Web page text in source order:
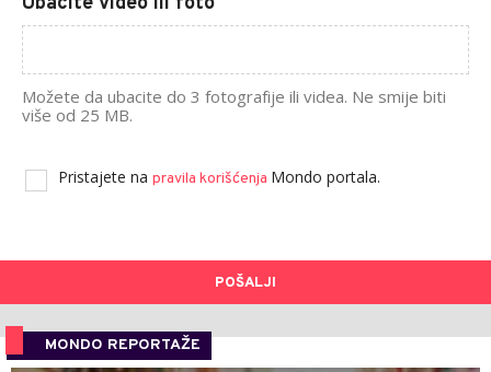
Možete da ubacite do 3 fotografije ili videa. Ne smije biti
više od 25 MB.
Pristajete na pravila korišćenja Mondo portala.
POŠALJI
MONDO REPORTAŽE